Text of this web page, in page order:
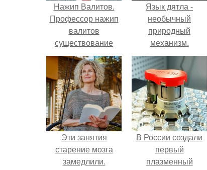
Нажип Валитов.
Профессор нажип
валитов
существование
бога доказал.
Язык дятла -
необычный
природный
механизм.
Эти занятия
старение мозга
замедлили.
В России создали
первый
плазменный